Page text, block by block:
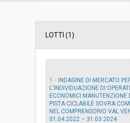
Svolgimento:
Importo a base di gara
Costi di sicurezza non
ribasso:
LOTTI (1)
1 -
INDAGINE DI MERCATO
L'INDIVIDUAZIONE DI OPERATI
ECONOMICI MANUTENZIONE
PISTA CICLABILE SOVRA
NEL COMPRENSORIO VAL
01.04.2022 – 31.03.2024